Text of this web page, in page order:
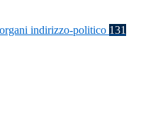
indirizzo-politico 131